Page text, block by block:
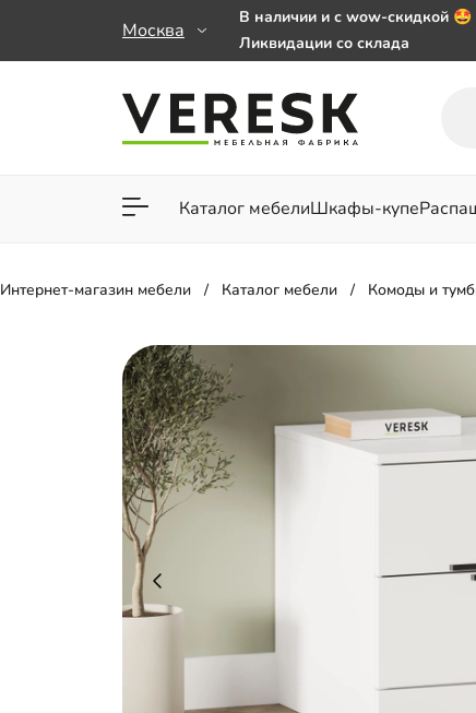
Москва
В наличии и с wow-скидкой
Ликвидации со склада
заказе от 50 000 ₽
Важно! Наш Whatsapp
Каталог мебелиШкафы-купе
Для гостиной Для
Интернет-магазин мебели Каталог мебели Комоды и